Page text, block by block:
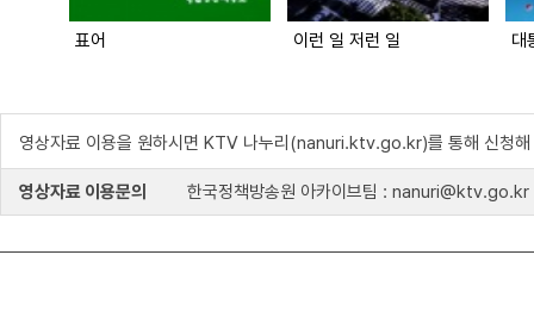
표어 이런 일 저런 일 대
영상자료 이용을 원하시면 KTV 나누리(nanuri.ktv.go.kr)를 통해 신청해
영상자료 이용문의 한국정책방송원 아카이브팀 : nanuri@ktv.go.kr